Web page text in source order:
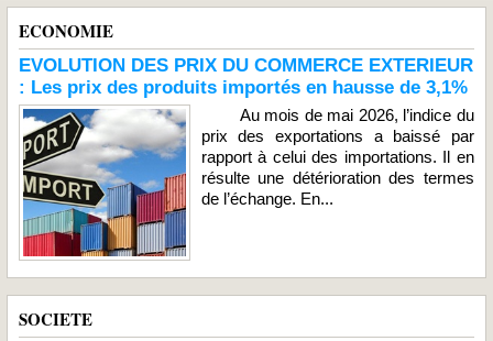
ECONOMIE
EVOLUTION DES PRIX DU COMMERCE EXTERIEUR
: Les prix des produits importés en hausse de 3,1%
Au mois de mai 2026, l’indice du
prix des exportations a baissé par
rapport à celui des importations. Il en
résulte une détérioration des termes
de l’échange. En...
SOCIETE